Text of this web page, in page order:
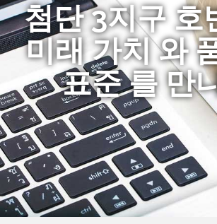
첨단 3지구 호
미래 가치 와
표준 를 만